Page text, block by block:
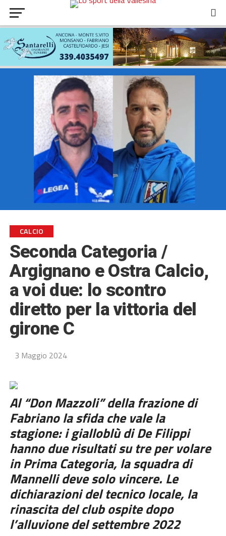
CALCIO
Seconda Categoria /
Argignano e Ostra Calcio,
a voi due: lo scontro
diretto per la vittoria del
girone C
3 Maggio 2024
Al “Don Mazzoli” della frazione di
Fabriano la sfida che vale la
stagione: i gialloblù di De Filippi
hanno due risultati su tre per volare
in Prima Categoria, la squadra di
Mannelli deve solo vincere. Le
dichiarazioni del tecnico locale, la
rinascita del club ospite dopo
l’alluvione del settembre 2022